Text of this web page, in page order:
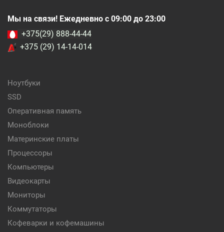
Мы на связи! Ежедневно с 09:00 до 23:00
+375(29) 888-44-44
+375 (29) 14-14-014
Ноутбуки
SSD
Оперативная память
Моноблоки
Материнские платы
Процессоры
Компьютеры
Видеокарты
Мониторы
Коммутаторы
Кофеварки и кофемашины